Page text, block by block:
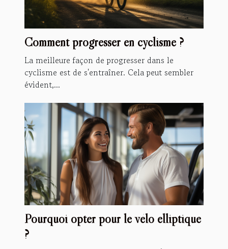
Comment progresser en cyclisme ?
La meilleure façon de progresser dans le
cyclisme est de s'entraîner. Cela peut sembler
évident,...
Pourquoi opter pour le vélo elliptique
?